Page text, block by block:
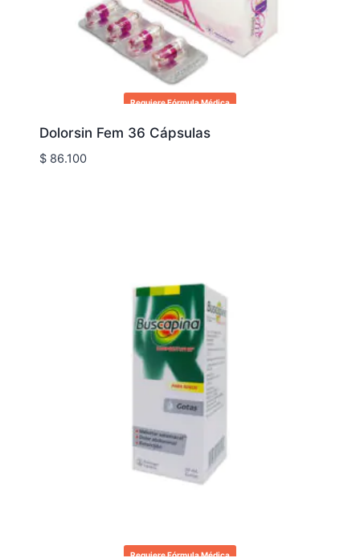
Requiere Fórmula Médica
Dolorsin Fem 36 Cápsulas
$86.100
Requiere Fórmula Médica